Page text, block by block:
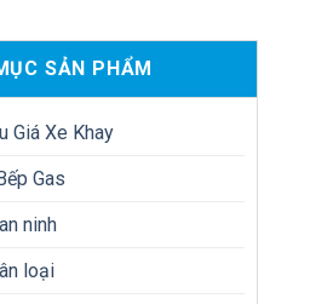
SẢN PHẨM
Giá Xe Khay
Gas
ninh
loại